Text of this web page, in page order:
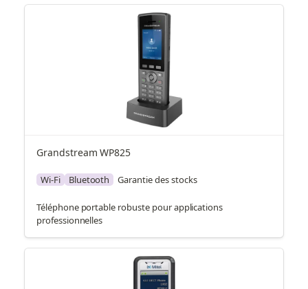
Grandstream WP825
Wi-Fi Bluetooth Garantie des stocks
Téléphone portable robuste pour applications
professionnelles